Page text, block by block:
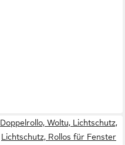
Doppelrollo, Woltu, Lichtschutz,
Lichtschutz, Rollos für Fenster